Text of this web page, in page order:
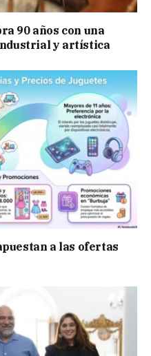
90 años con una
y artística
a las ofertas